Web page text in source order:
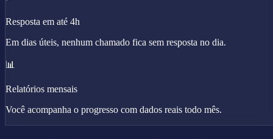
Resposta em até 4h
Em dias úteis, nenhum chamado fica sem resposta no dia.
📊
Relatórios mensais
Você acompanha o progresso com dados reais todo mês.